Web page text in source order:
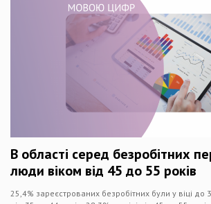
В області серед безробітних
люди віком від 45 до 55 років
25,4% зареєстрованих безробітних були у віці до